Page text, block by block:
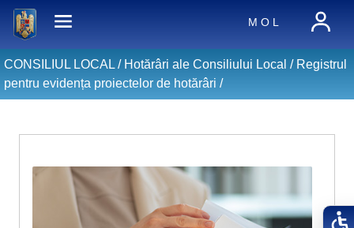
M O L
CONSILIUL LOCAL / Hotărâri ale Consiliului Local / Registrul
pentru evidența proiectelor de hotărâri /